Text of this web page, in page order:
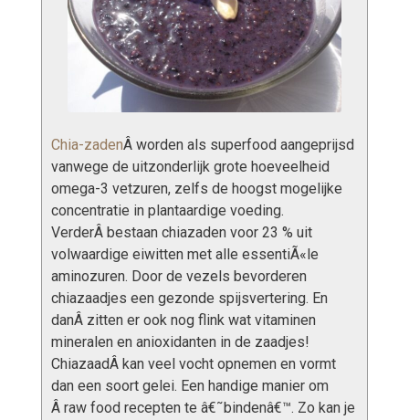
Chia-zadenÂ worden als superfood aangeprijsd
vanwege de uitzonderlijk grote hoeveelheid
omega-3 vetzuren, zelfs de hoogst mogelijke
concentratie in plantaardige voeding.
VerderÂ bestaan chiazaden voor 23 % uit
volwaardige eiwitten met alle essentiÃ«le
aminozuren. Door de vezels bevorderen
chiazaadjes een gezonde spijsvertering. En
danÂ zitten er ook nog flink wat vitaminen
mineralen en anioxidanten in de zaadjes!
ChiazaadÂ kan veel vocht opnemen en vormt
dan een soort gelei. Een handige manier om
Â raw food recepten te â€˜bindenâ€™. Zo kan je